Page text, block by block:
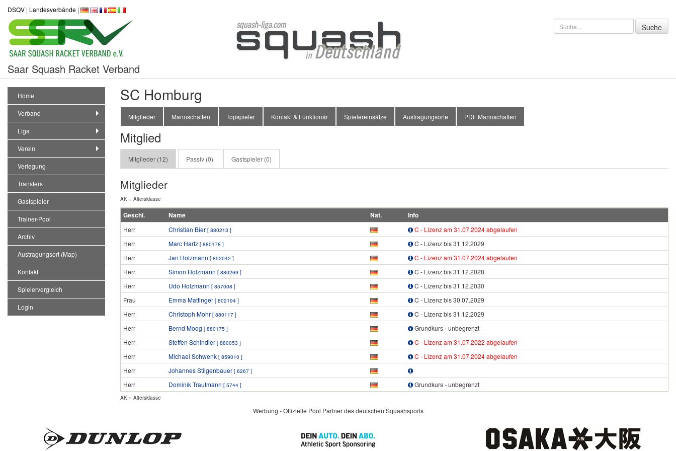
DSQV | Landesverbände |
Saar Squash Racket Verband
Home
Verband
Liga
Verein
Verlegung
Transfers
Gastspieler
Trainer-Pool
Archiv
Austragungsort (Map)
Kontakt
Spielervergleich
Login
SC Homburg
Mitglieder Mannschaften Topspieler Kontakt & Funktionär Spielereinsätze Austragungsorte PDF Mannschaften
Mitglied
Mitglieder (12) Passiv (0) Gastspieler (0)
Mitglieder
AK = Altersklasse
Geschl. Name Nat. Info
Herr Christian Bier [ 880213 ]
C - Lizenz am 31.07.2024 abgelaufen
Herr
Marc Hartz [ 880178 ]
C - Lizenz bis 31.12.2029
Herr
Jan Holzmann [ 852042 ]
C - Lizenz am 31.07.2024 abgelaufen
Herr
Simon Holzmann [ 880269 ]
C - Lizenz bis 31.12.2028
Herr
Udo Holzmann [ 857008 ]
C - Lizenz bis 31.12.2030
Frau
Emma Mattinger [ 802194 ]
C - Lizenz bis 30.07.2029
Herr
Christoph Mohr [ 880117 ]
C - Lizenz bis 31.12.2029
Herr
Bernd Moog [ 880175 ]
Grundkurs - unbegrenzt
Herr
Steffen Schindler [ 880053 ]
C - Lizenz am 31.07.2022 abgelaufen
Herr
Michael Schwenk [ 859010 ]
C - Lizenz am 31.07.2024 abgelaufen
Herr
Johannes Stilgenbauer [ 6267 ]
Herr Dominik Trautmann [ 5744 ] Grundkurs - unbegrenzt
AK = Altersklasse
Werbung - Offizielle Pool Partner des deutschen Squashsports